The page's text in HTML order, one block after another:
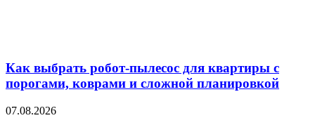
Как выбрать робот-пылесос для квартиры с
порогами, коврами и сложной планировкой
07.08.2026